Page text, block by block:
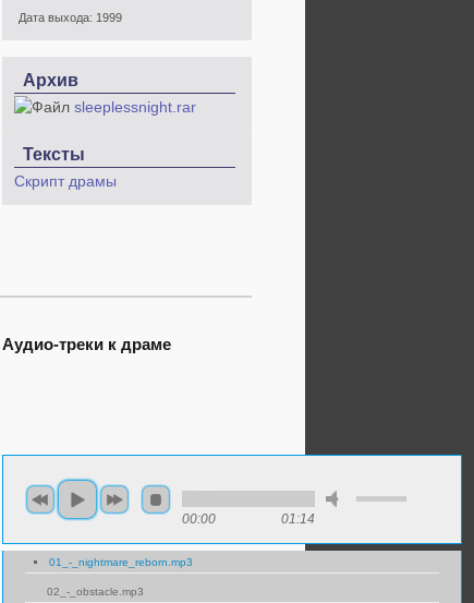
Дата выхода: 1999
Архив
sleeplessnight.rar
Тексты
Скрипт драмы
Аудио-треки к драме
00:00 01:14
01_-_nightmare_reborn.mp3
02_-_obstacle.mp3